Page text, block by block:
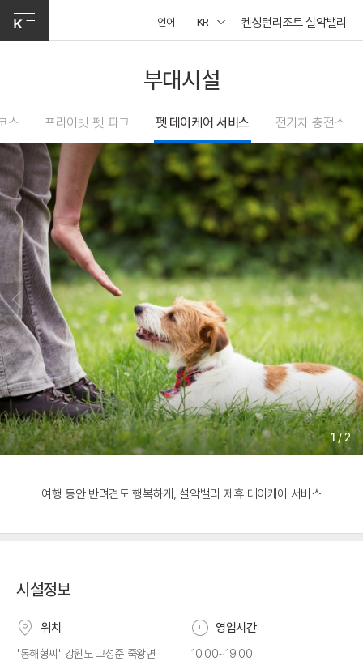
언어 KR 켄싱턴리조트 설악밸리
부대시설
스 프라이빗 펫 파크 펫 데이케어 서비스 전기차 충전소
1/2
여행 동안 반려견도 행복하게, 설악밸리 제휴 데이케어 서비스
시설정보
위치
'동해형씨' 강원도 고성준 죽왕면
영업시간
10:00~19:00